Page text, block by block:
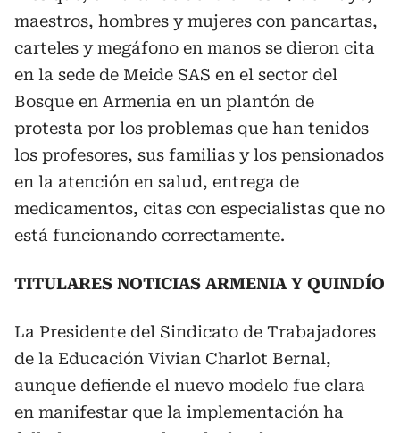
maestros, hombres y mujeres con pancartas,
carteles y megáfono en manos se dieron cita
en la sede de Meide SAS en el sector del
Bosque en Armenia en un plantón de
protesta por los problemas que han tenidos
los profesores, sus familias y los pensionados
en la atención en salud, entrega de
medicamentos, citas con especialistas que no
está funcionando correctamente.
TITULARES NOTICIAS ARMENIA Y QUINDÍO
La Presidente del Sindicato de Trabajadores
de la Educación Vivian Charlot Bernal,
aunque defiende el nuevo modelo fue clara
en manifestar que la implementación ha